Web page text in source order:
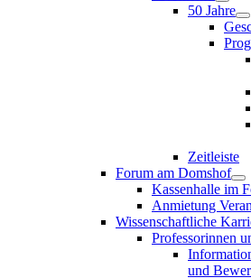
50 Jahre
Zeitleiste
Forum am Domshof
Kassenhalle im
Anmietung
Wissenschaftliche
Professorinnen
und